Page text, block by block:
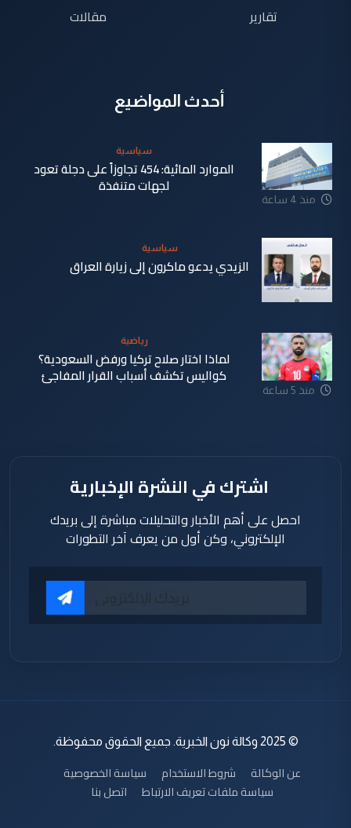
تقارير
مقالات
أحدث المواضيع
منذ 4 ساعة
سياسية
الموارد المائية: 454 تجاوزاً على دجلة تعود
لجهات متنفذة
سياسية
الزيدي يدعو ماكرون إلى زيارة العراق
منذ 5 ساعة
رياضية
لماذا اختار صلاح تركيا ورفض السعودية؟
كواليس تكشف أسباب القرار المفاجئ
اشترك في النشرة الإخبارية
احصل على أهم الأخبار والتحليلات مباشرة إلى بريدك
الإلكتروني، وكن أول من يعرف آخر التطورات
© 2025 وكالة نون الخبرية. جميع الحقوق محفوظة.
عن الوكالة شروط الاستخدام
سياسة الخصوصية
سياسة ملفات تعريف الارتباط
اتصل بنا